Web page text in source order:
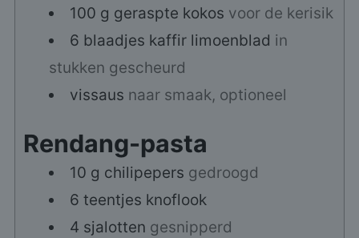
100 g geraspte kokos voor de kerisik
6 blaadjes kaffir limoenblad in
stukken gescheurd
vissaus naar smaak, optioneel
Rendang-pasta
10 g chilipepers gedroogd
6 teentjes knoflook
4 sjalotten gesnipperd